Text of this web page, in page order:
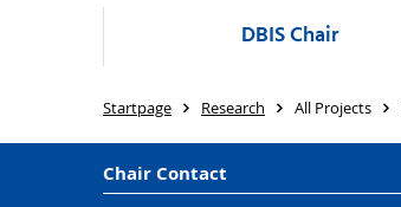
DBIS Chair
Startpage Research All Projects
Chair Contact